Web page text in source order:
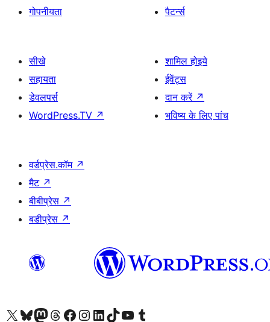
गोपनीयता
पैटर्न्स
सीखे
सहायता
डेवलपर्स
WordPress.TV ↗
शामिल होइये
ईवेंट्स
दान करें ↗
भविष्य के लिए पांच
वर्डप्रेस.कॉम ↗
मैट ↗
बीबीप्रेस ↗
बडीप्रेस ↗
Visit our X (formerly Twitter) account
हमारे बलुस्की खाते पर जाएँVisit our Mastodon account
हमारे थ्रेड्स अकाउंट पर जाएंहमारे फेसबुक पेज पर जाएँहमारे इंस्टाग्राम अकाउंट पर जाएंहमारे लिंक्डइन खाते पर जाएँहमारे टिकटॉक खाते पर जाएँहमारे यूट्यूब चैनल पर जाएंहमारे Tumblr खाते पर जाएँ